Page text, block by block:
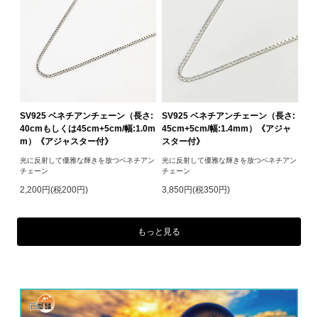
SV925 ベネチアンチェーン（長さ:
40cmもしくは45cm+5cm/幅:1.0m
m）《アジャスター付》
光に反射して優雅な輝きを放つベネチアン
チェーン
2,200円(税200円)
SV925 ベネチアンチェーン（長さ:
45cm+5cm/幅:1.4mm）《アジャ
スター付》
光に反射して優雅な輝きを放つベネチアン
チェーン
3,850円(税350円)
もっと見る